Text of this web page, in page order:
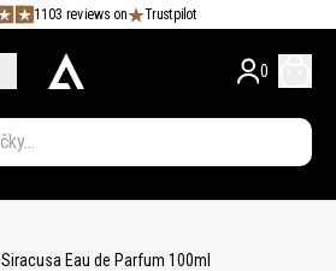
1103 reviews on Trustpilot
0
Siracusa Eau de Parfum 100ml